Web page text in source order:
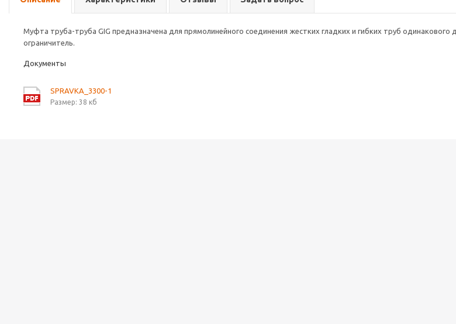
Муфта труба-труба GIG предназначена для прямолинейного соединения жестких гладких и гибких труб
ограничитель.
Документы
SPRAVKA_3300-1
Размер: 38 кб